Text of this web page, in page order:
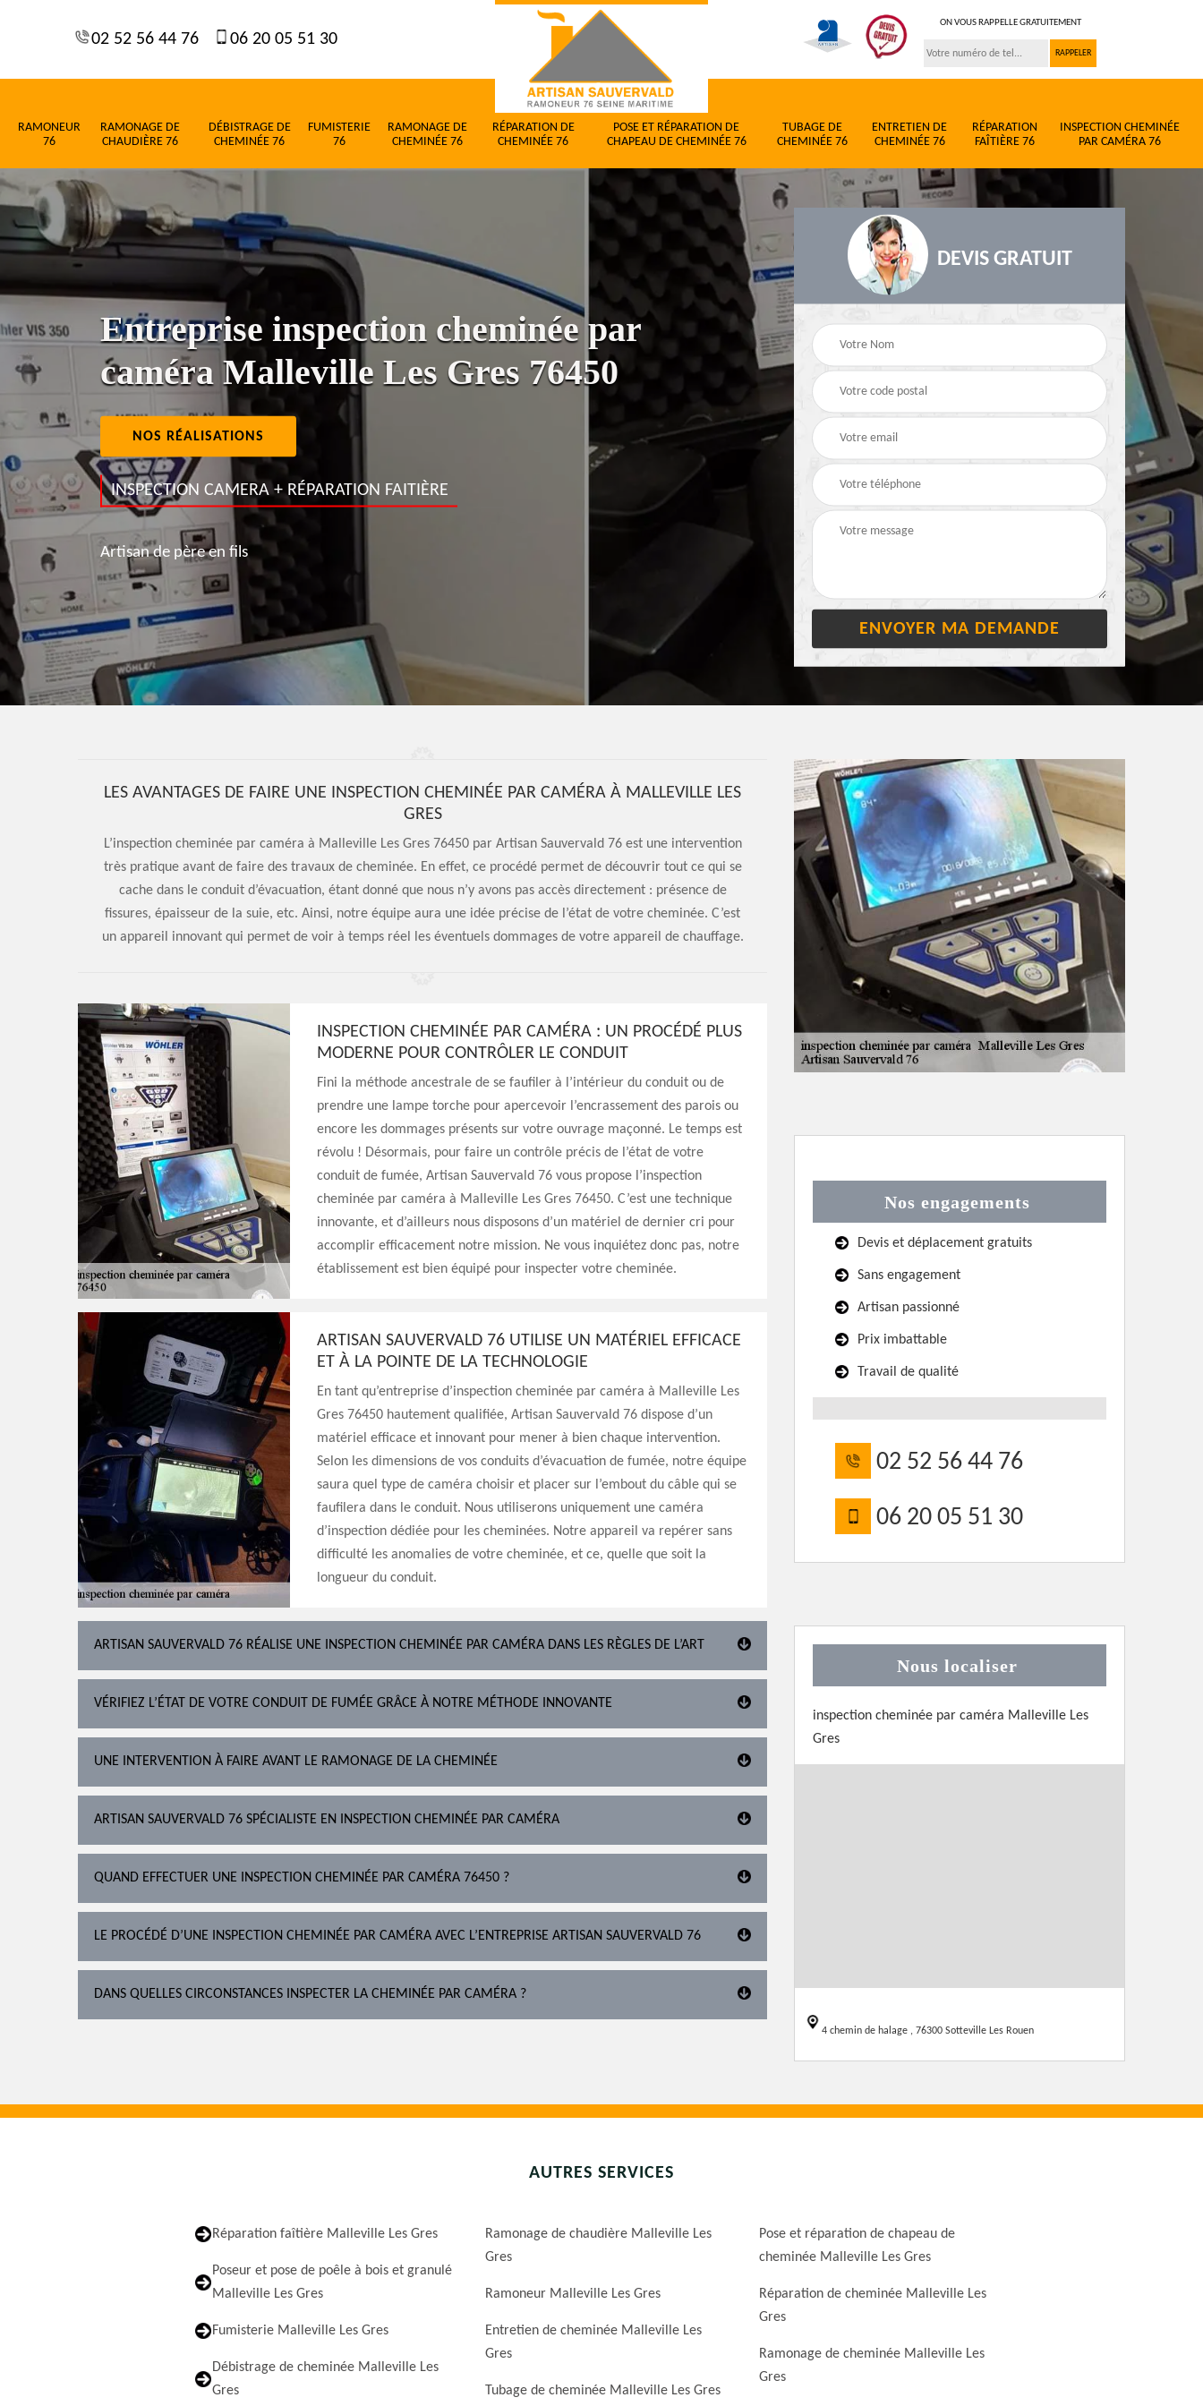
02 52 56 44 76 06 20 05 51 30
ON VOUS RAPPELLE GRATUITEMENT
RAMONEUR
76
RAMONAGE DE
CHAUDIÈRE 76
DÉBISTRAGE DE
CHEMINÉE 76
FUMISTERIE
76
RAMONAGE DE
CHEMINÉE 76
RÉPARATION DE
CHEMINÉE 76
POSE ET RÉPARATION DE
CHAPEAU DE CHEMINÉE 76
TUBAGE DE
CHEMINÉE 76
ENTRETIEN DE
CHEMINÉE 76
RÉPARATION
FAÎTIÈRE 76
INSPECTION CHEMINÉE
PAR CAMÉRA 76
Entreprise inspection cheminée par
caméra Malleville Les Gres 76450
NOS RÉALISATIONS
INSPECTION CAMERA + RÉPARATION FAITIÈRE
Artisan de père en fils
DEVIS GRATUIT
LES AVANTAGES DE FAIRE UNE INSPECTION CHEMINÉE PAR CAMÉRA À MALLEVILLE LES
GRES
L’inspection cheminée par caméra à Malleville Les Gres 76450 par Artisan Sauvervald 76 est une intervention
très pratique avant de faire des travaux de cheminée. En effet, ce procédé permet de découvrir tout ce qui se
cache dans le conduit d’évacuation, étant donné que nous n’y avons pas accès directement : présence de
fissures, épaisseur de la suie, etc. Ainsi, notre équipe aura une idée précise de l’état de votre cheminée. C’est
un appareil innovant qui permet de voir à temps réel les éventuels dommages de votre appareil de chauffage.
INSPECTION CHEMINÉE PAR CAMÉRA : UN PROCÉDÉ PLUS
MODERNE POUR CONTRÔLER LE CONDUIT
Fini la méthode ancestrale de se faufiler à l’intérieur du conduit ou de
prendre une lampe torche pour apercevoir l’encrassement des parois ou
encore les dommages présents sur votre ouvrage maçonné. Le temps est
révolu ! Désormais, pour faire un contrôle précis de l’état de votre
conduit de fumée, Artisan Sauvervald 76 vous propose l’inspection
cheminée par caméra à Malleville Les Gres 76450. C’est une technique
innovante, et d’ailleurs nous disposons d’un matériel de dernier cri pour
accomplir efficacement notre mission. Ne vous inquiétez donc pas, notre
établissement est bien équipé pour inspecter votre cheminée.
ARTISAN SAUVERVALD 76 UTILISE UN MATÉRIEL EFFICACE
ET À LA POINTE DE LA TECHNOLOGIE
En tant qu’entreprise d’inspection cheminée par caméra à Malleville Les
Gres 76450 hautement qualifiée, Artisan Sauvervald 76 dispose d’un
matériel efficace et innovant pour mener à bien chaque intervention.
Selon les dimensions de vos conduits d’évacuation de fumée, notre équipe
saura quel type de caméra choisir et placer sur l’embout du câble qui se
faufilera dans le conduit. Nous utiliserons uniquement une caméra
d’inspection dédiée pour les cheminées. Notre appareil va repérer sans
difficulté les anomalies de votre cheminée, et ce, quelle que soit la
longueur du conduit.
ARTISAN SAUVERVALD 76 RÉALISE UNE INSPECTION CHEMINÉE PAR CAMÉRA DANS LES RÈGLES DE L’ART
VÉRIFIEZ L’ÉTAT DE VOTRE CONDUIT DE FUMÉE GRÂCE À NOTRE MÉTHODE INNOVANTE
UNE INTERVENTION À FAIRE AVANT LE RAMONAGE DE LA CHEMINÉE
ARTISAN SAUVERVALD 76 SPÉCIALISTE EN INSPECTION CHEMINÉE PAR CAMÉRA
QUAND EFFECTUER UNE INSPECTION CHEMINÉE PAR CAMÉRA 76450 ?
LE PROCÉDÉ D’UNE INSPECTION CHEMINÉE PAR CAMÉRA AVEC L’ENTREPRISE ARTISAN SAUVERVALD 76
DANS QUELLES CIRCONSTANCES INSPECTER LA CHEMINÉE PAR CAMÉRA ?
Nos engagements
Devis et déplacement gratuits
Sans engagement
Artisan passionné
Prix imbattable
Travail de qualité
02 52 56 44 76
06 20 05 51 30
Nous localiser
inspection cheminée par caméra Malleville Les
Gres
4 chemin de halage , 76300 Sotteville Les Rouen
AUTRES SERVICES
Réparation faîtière Malleville Les Gres
Poseur et pose de poêle à bois et granulé
Malleville Les Gres
Fumisterie Malleville Les Gres
Débistrage de cheminée Malleville Les
Gres
Ramonage de chaudière Malleville Les
Gres
Ramoneur Malleville Les Gres
Entretien de cheminée Malleville Les
Gres
Tubage de cheminée Malleville Les Gres
Pose et réparation de chapeau de
cheminée Malleville Les Gres
Réparation de cheminée Malleville Les
Gres
Ramonage de cheminée Malleville Les
Gres